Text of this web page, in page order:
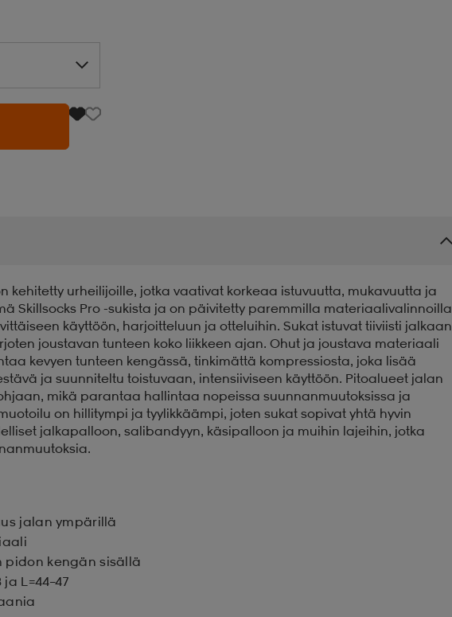
kehitetty urheilijoille, jotka vaativat korkeaa istuvuutta, mukavuutta ja
Skillsocks Pro -sukista ja on päivitetty paremmilla materiaalivalinnoilla
käyttöön, harjoitteluun ja otteluihin. Sukat istuvat tiiviisti jalkaan
joustavan tunteen koko liikkeen ajan. Ohut ja joustava materiaali
kevyen tunteen kengässä, tinkimättä kompressiosta, joka lisää
ja suunniteltu toistuvaan, intensiiviseen käyttöön. Pitoalueet jalan
mikä parantaa hallintaa nopeissa suunnanmuutoksissa ja
on hillitympi ja tyylikkäämpi, joten sukat sopivat yhtä hyvin
jalkapalloon, salibandyyn, käsipalloon ja muihin lajeihin, jotka
jalan ympärillä
kengän sisällä
ja L=44–47